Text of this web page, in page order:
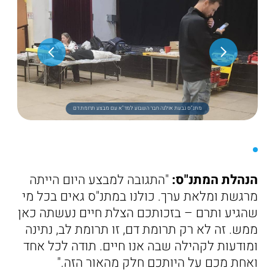
מתנ"ס גבעת אולגה חבר השבוע למד"א עם מבצע תרומת דם
הנהלת המתנ"ס: "התגובה למבצע היום הייתה
מרגשת ומלאת ערך. כולנו במתנ"ס גאים בכל מי
שהגיע ותרם – בזכותכם הצלת חיים נעשתה כאן
ממש. זה לא רק תרומת דם, זו תרומת לב, נתינה
ומודעות לקהילה שבה אנו חיים. תודה לכל אחד
ואחת מכם על היותכם חלק מהאור הזה."